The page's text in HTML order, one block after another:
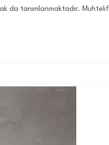
da tanımlanmaktadır.